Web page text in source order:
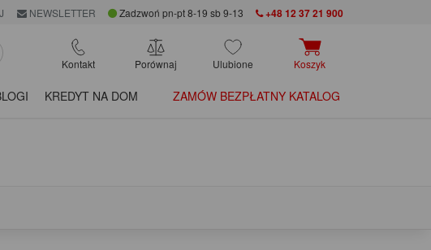
NEWSLETTER Zadzwoń pn-pt 8-19 sb 9-13 +48 12 37 21 900
Kontakt Porównaj Ulubione Koszyk
KREDYT NA DOM ZAMÓW BEZPŁATNY KATALOG